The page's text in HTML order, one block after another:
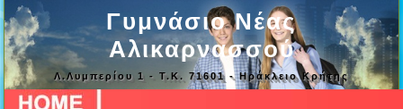
Γυμνάσιο Νέας
Αλικαρνασσού
Λ.Λυμπερίου 1 - Τ.Κ. 71601 - Ηράκλειο Κρήτης